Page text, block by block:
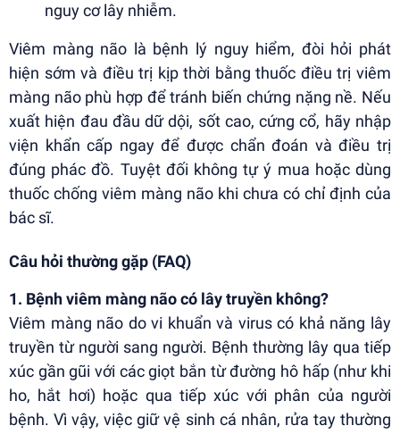
nguy cơ lây nhiễm.
Viêm màng não là bệnh lý nguy hiểm, đòi hỏi phát
hiện sớm và điều trị kịp thời bằng thuốc điều trị viêm
màng não phù hợp để tránh biến chứng nặng nề. Nếu
xuất hiện đau đầu dữ dội, sốt cao, cứng cổ, hãy nhập
viện khẩn cấp ngay để được chẩn đoán và điều trị
đúng phác đồ. Tuyệt đối không tự ý mua hoặc dùng
thuốc chống viêm màng não khi chưa có chỉ định của
bác sĩ.
Câu hỏi thường gặp (FAQ)
1. Bệnh viêm màng não có lây truyền không?
Viêm màng não do vi khuẩn và virus có khả năng lây
truyền từ người sang người. Bệnh thường lây qua tiếp
xúc gần gũi với các giọt bắn từ đường hô hấp (như khi
ho, hắt hơi) hoặc qua tiếp xúc với phân của người
bệnh. Vì vậy, việc giữ vệ sinh cá nhân, rửa tay thường